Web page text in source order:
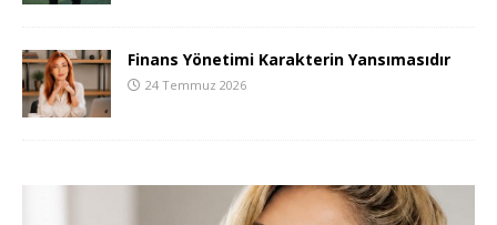
Finans Yönetimi Karakterin Yansımasıdır
24 Temmuz 2026